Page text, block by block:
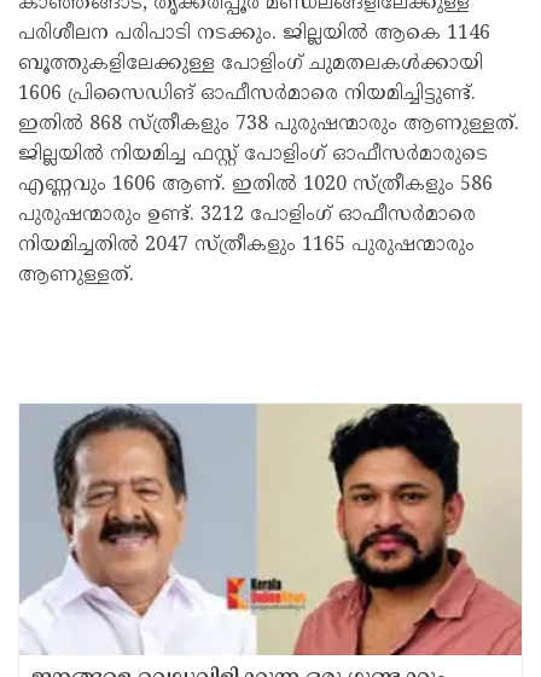
പരിശീലന പരിപാടി നടക്കും. ജില്ലയിൽ ആകെ 1146
ബൂത്തുകളിലേക്കുള്ള പോളിംഗ് ചുമതലകൾക്കായി
1606 പ്രിസൈഡിങ് ഓഫീസർമാരെ നിയമിച്ചിട്ടുണ്ട്.
ഇതിൽ 868 സ്ത്രീകളും 738 പുരുഷന്മാരും ആണുള്ളത്.
ജില്ലയിൽ നിയമിച്ച ഫസ്റ്റ് പോളിംഗ് ഓഫീസർമാരുടെ
എണ്ണവും 1606 ആണ്. ഇതിൽ 1020 സ്ത്രീകളും 586
പുരുഷന്മാരും ഉണ്ട്. 3212 പോളിംഗ് ഓഫീസർമാരെ
നിയമിച്ചതിൽ 2047 സ്ത്രീകളും 1165 പുരുഷന്മാരും
ആണുള്ളത്.